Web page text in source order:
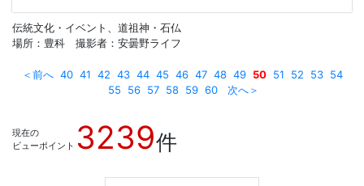
伝統文化・イベント、道祖神・石仏
場所：豊科 撮影者：安曇野ライフ
＜前へ 40 41 42 43 44 45 46 47 48 49 50 51 52 53 54
55
56 57 58 59 60 次へ＞
現在の
ビューポイント 3239件